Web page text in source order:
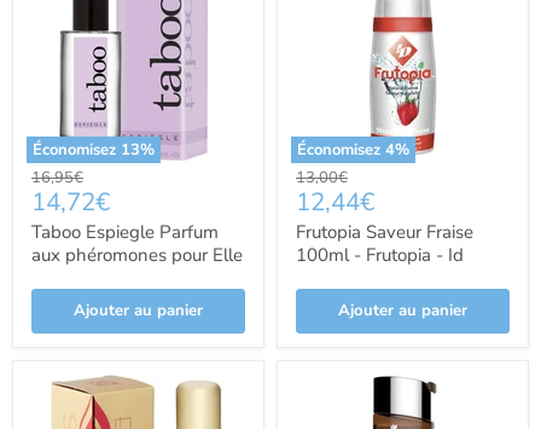
Économisez 13%
Prix
d'origine
16,95€
Prix
actuel
14,72€
Taboo Espiegle Parfum
aux phéromones pour Elle
Ajouter au panier
Économisez 4%
Prix
d'origine
13,00€
Prix
actuel
12,44€
Frutopia Saveur Fraise
100ml - Frutopia - Id
Ajouter au panier